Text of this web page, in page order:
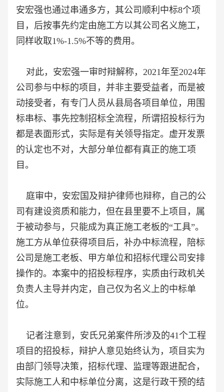
安宏强也通过串通多方，其公司顺利中标8个项
目，后按事先约定由施工方以其公司名义施工，
同样收取1%-1.5%不等的费用。
对此，安宏强一审时辩解称，2021年至2024年
公司参与中标的项目，并非主要受益者，而是被
动接受者，有专门人员从县局各项目单位，用围
标串标、事先控制招标全流程，所谓招投标行为
都是表面形式，实际是有关领导指定。虚开发票
的认定也不对，大部分单位都有真正的施工项
目。
庭审中，安宏国及辩护律师也辩称，自己的公
司有建设资质和能力，但在县里要不上项目，属
于被动参与，只能成为真正施工老板的“工具”。
施工方从单位获得项目后，补办中标流程，陪标
公司是施工老板、甲方单位和招标代理公司安排
操作的。本案中的招投标程序，实质由行政机关
负责人主导并内定，自己仅为名义上的中标单
位。
记者注意到，安氏兄弟案件所涉及的41个工程
项目的招投标，辩护人意见始终认为，项目实为
由部门领导决策，招标代理、监理等跟进配合，
实际施工人和中标单位分离，这是行政干预的结